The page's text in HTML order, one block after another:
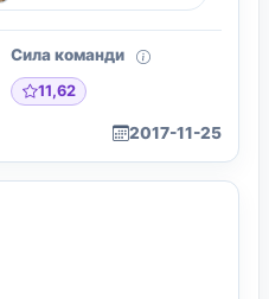
Сила команди
11,62
2017-11-25